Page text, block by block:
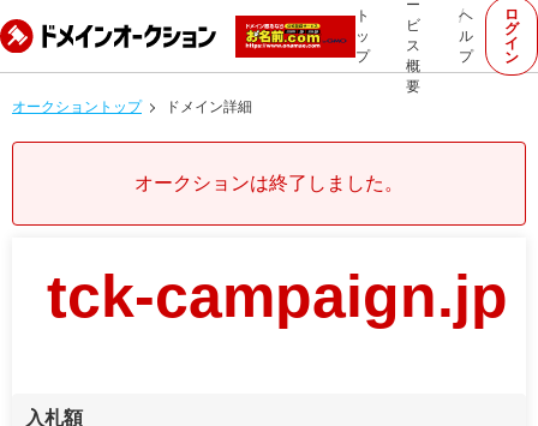
ト
ッ
プ
ー
ビ
ス
概
要
ヘ
ル
プ
ロ
グ
イ
ン
オークショントップ ドメイン詳細
オークションは終了しました。
tck-campaign.jp
入札額